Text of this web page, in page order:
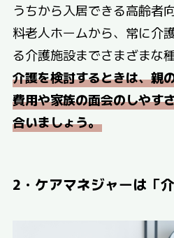
うちから入居できる高齢者
料老人ホームから、常に介
る介護施設までさまざまな
介護を検討するときは、親
費用や家族の面会のしやす
合いましょう。
2・ケアマネジャーは「